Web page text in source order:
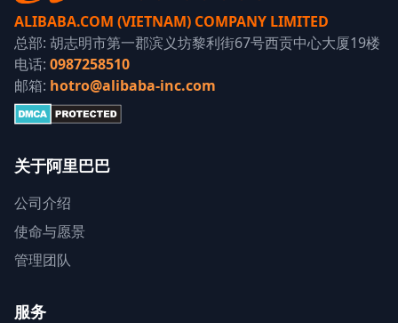
ALIBABA.COM (VIETNAM) COMPANY LIMITED
总部: 胡志明市第一郡滨义坊黎利街67号西贡中心大厦19楼
电话: 0987258510
邮箱: hotro@alibaba-inc.com
关于阿里巴巴
公司介绍
使命与愿景
管理团队
服务